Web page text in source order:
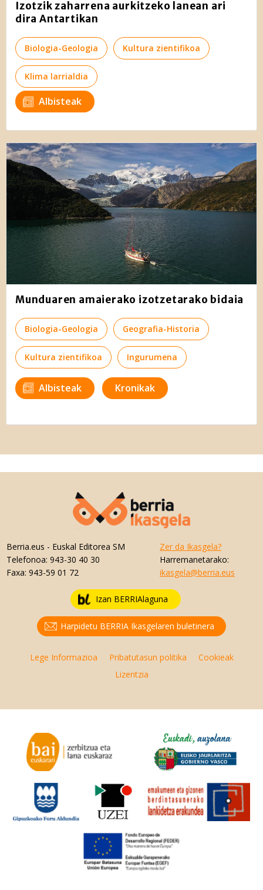
Izotzik zaharrena aurkitzeko lanean ari
dira Antartikan
Biologia-Geologia Kultura zientifikoa
Klima larrialdia
Albisteak
Munduaren amaierako izotzetarako bidaia
Biologia-Geologia Geografia-Historia
Kultura zientifikoa Ingurumena
Albisteak Kronikak
Berria.eus - Euskal Editorea SM
Telefonoa: 943-30 40 30
Faxa: 943-59 01 72
Zer da Ikasgela?
Harremanetarako:
ikasgela@berria.eus
Izan BERRIAlaguna
Harpidetu BERRIA Ikasgelaren buletinera
Lege Informazioa Pribatutasun politika
Cookieak
Lizentzia